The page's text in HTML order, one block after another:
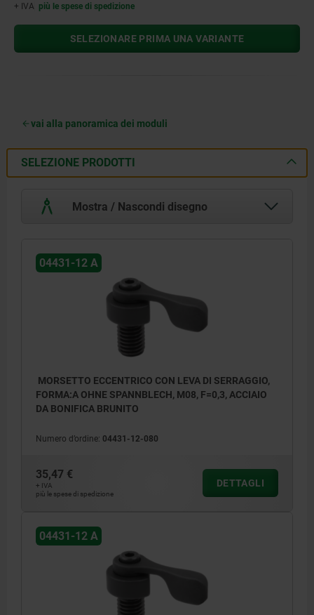
+ IVA più le spese di spedizione
SELEZIONARE PRIMA UNA VARIANTE
vai alla panoramica dei moduli
SELEZIONE PRODOTTI
Mostra / Nascondi disegno
04431-12 A
MORSETTO ECCENTRICO CON LEVA DI SERRAGGIO,
FORMA:A OHNE SPANNBLECH, M08, F=0,3, ACCIAIO
DA BONIFICA BRUNITO
Numero d’ordine: 04431-12-080
35,47 €
+ IVA
più le spese di spedizione
DETTAGLI
04431-12 A